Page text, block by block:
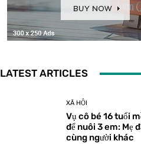
LATEST ARTICLES
XÃ HỘI
Vụ cô bé 16 tuổi
để nuôi 3 em: Mẹ
cùng người khác